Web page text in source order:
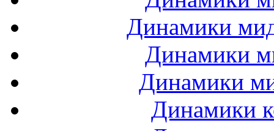
Динамики
Динамики
Динамики
Динамики